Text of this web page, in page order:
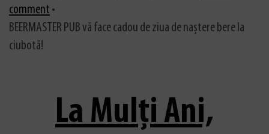
comment •
BEERMASTER PUB vă face cadou de ziua de naștere bere la
ciubotă!
La Mulți Ani,